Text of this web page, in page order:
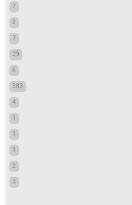
7
2
7
29
6
383
4
1
1
1
2
3